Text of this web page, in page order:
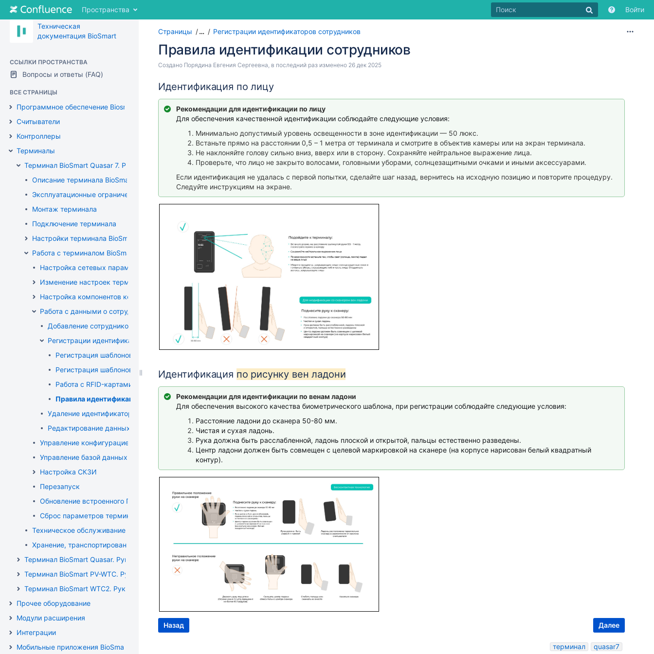
Перейти
содержимому
Перейти
крошкам"
Перейти
меню
Перейти
действий
Перейти
быстрому
Пространства
Войти
Техническая
документация BioSmart
ССЫЛКИ ПРОСТРАНСТВА
Вопросы и ответы (FAQ)
ВСЕ СТРАНИЦЫ
Программное обеспечение Biosmart-Studio
Считыватели
Контроллеры
Терминалы
Терминал BioSmart Quasar 7. Руководство по эксплуатации
Описание терминала BioSmart Quasar 7
Эксплуатационные ограничения терминала
Монтаж терминала
Подключение терминала
Настройки терминала BioSmart Quasar 7
Работа с терминалом BioSmart Quasar 7
Настройка сетевых параметров терминала
Изменение настроек терминала
Настройка компонентов конфигурации
Работа с данными о сотрудниках
Добавление сотрудников
Регистрации идентификаторов сотрудников
Регистрация шаблонов лиц
Регистрация шаблонов ладоней
Работа с RFID-картами
Правила идентификации сотрудников
Удаление идентификаторов сотрудников
Редактирование данных о сотрудниках
Управление конфигурацией терминала
Управление базой данных терминала
Настройка СКЗИ
Перезапуск
Обновление встроенного ПО терминала
Сброс параметров терминала на заводские
Техническое обслуживание BioSmart Quasar 7
Хранение, транспортирование и утилизация Quasar 7
Терминал BioSmart Quasar. Руководство по эксплуатации
Терминал BioSmart PV-WTC. Руководство по эксплуатации
Терминал BioSmart WTC2. Руководство по эксплуатации
Прочее оборудование
Модули расширения
Интеграции
Мобильные приложения BioSmart
Страницы … Регистрации идентификаторов сотрудников
концу
баннера
началу
баннера
Правила идентификации сотрудников
Перейти
концу
метаданных
Создано Порядина Евгения Сергеевна, в последний раз изменено 26 дек 2025
Переход
началу
метаданных
Идентификация по лицу
Рекомендации для идентификации по лицу
Для обеспечения качественной идентификации соблюдайте следующие условия:
Минимально допустимый уровень освещенности в зоне идентификации — 50 люкс.
Встаньте прямо на расстоянии 0,5 – 1 метра от терминала и смотрите в объектив камеры или на экран терминала.
Не наклоняйте голову сильно вниз, вверх или в сторону. Сохраняйте нейтральное выражение лица.
Проверьте, что лицо не закрыто волосами, головными уборами, солнцезащитными очками и иными аксессуарами.
Если идентификация не удалась с первой попытки, сделайте шаг назад, вернитесь на исходную позицию и повторите процедуру.
Следуйте инструкциям на экране.
Идентификация по рисунку вен ладони
Рекомендации для идентификации по венам ладони
Для обеспечения высокого качества биометрического шаблона, при регистрации соблюдайте следующие условия:
Расстояние ладони до сканера 50-80 мм.
Чистая и сухая ладонь.
Рука должна быть расслабленной, ладонь плоской и открытой, пальцы естественно разведены.
Центр ладони должен быть совмещен с целевой маркировкой на сканере (на корпусе нарисован белый квадратный
контур).
Назад Далее
терминал quasar7